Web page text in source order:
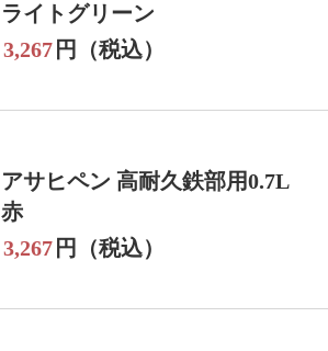
ライトグリーン
3,267 円（税込）
アサヒペン 高耐久鉄部用0.7L
赤
3,267 円（税込）